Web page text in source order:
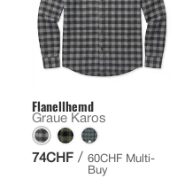
Flanellhemd
Graue Karos
74CHF / 60CHF Multi-
Buy